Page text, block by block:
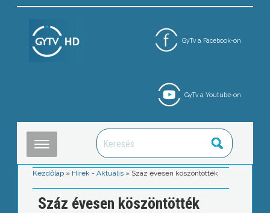
GyTv a Facebook-on
GyTv a Youtube-on
Kezdőlap » Hírek - Aktuális » Száz évesen köszöntötték
Száz évesen köszöntötték